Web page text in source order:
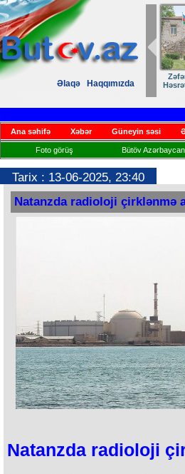
Əlaqə Haqqımızda
Ana səhifə Xəbər Güneyin səsi
Foto görüş Bütöv
Tarix : 13-06-2025, 23:40
Natanzda radioloji çirklənmə
Natanzda radioloji